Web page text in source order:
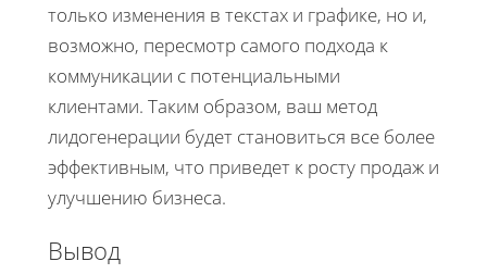
только изменения в текстах и графике, но и,
возможно, пересмотр самого подхода к
коммуникации с потенциальными
клиентами. Таким образом, ваш метод
лидогенерации будет становиться все более
эффективным, что приведет к росту продаж и
улучшению бизнеса.
Вывод